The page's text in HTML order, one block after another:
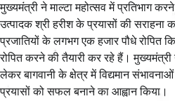
मुख्यमंत्री ने माल्टा महोत्सव में प्रतिभाग
उत्पादक श्री हरीश के प्रयासों की सराहना
प्रजातियों के लगभग एक हजार पौधे रोपित
रोपित करने की तैयारी कर रहे हैं। मुख्यमंत्री
लेकर बागवानी के क्षेत्र में विद्यमान
प्रयासों को सफल बनाने का आह्वान किया।